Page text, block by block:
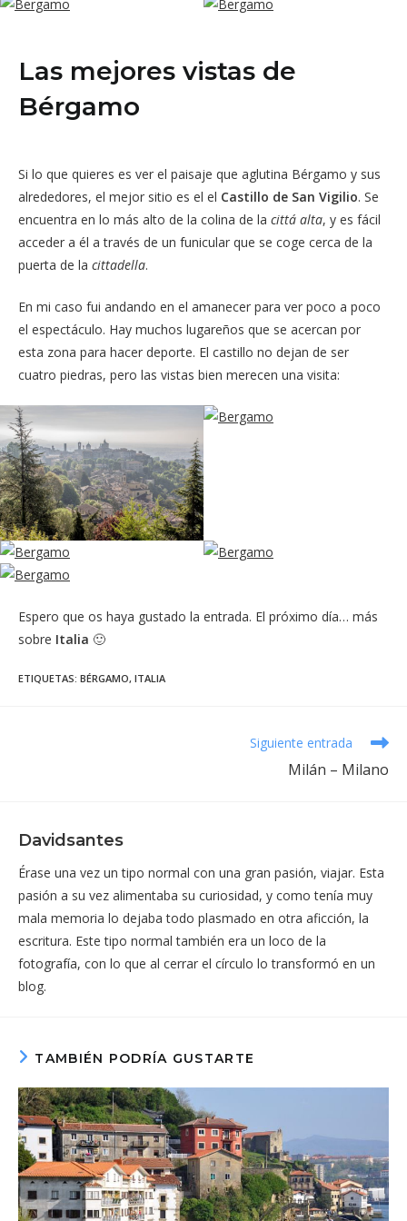
Las mejores vistas de
Bérgamo
Si lo que quieres es ver el paisaje que aglutina Bérgamo y sus
alrededores, el mejor sitio es el el Castillo de San Vigilio. Se
encuentra en lo más alto de la colina de la cittá alta, y es fácil
acceder a él a través de un funicular que se coge cerca de la
puerta de la cittadella.
En mi caso fui andando en el amanecer para ver poco a poco
el espectáculo. Hay muchos lugareños que se acercan por
esta zona para hacer deporte. El castillo no dejan de ser
cuatro piedras, pero las vistas bien merecen una visita:
Espero que os haya gustado la entrada. El próximo día… más
sobre Italia 🙂
ETIQUETAS: BÉRGAMO, ITALIA
Siguiente entrada
Milán – Milano
Davidsantes
Érase una vez un tipo normal con una gran pasión, viajar. Esta
pasión a su vez alimentaba su curiosidad, y como tenía muy
mala memoria lo dejaba todo plasmado en otra aficción, la
escritura. Este tipo normal también era un loco de la
fotografía, con lo que al cerrar el círculo lo transformó en un
blog.
TAMBIÉN PODRÍA GUSTARTE